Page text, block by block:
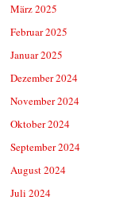
März 2025
Februar 2025
Januar 2025
Dezember 2024
November 2024
Oktober 2024
September 2024
August 2024
Juli 2024